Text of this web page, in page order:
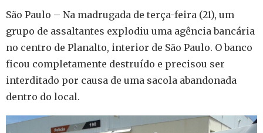
São Paulo – Na madrugada de terça-feira (21), um
grupo de assaltantes explodiu uma agência bancária
no centro de Planalto, interior de São Paulo. O banco
ficou completamente destruído e precisou ser
interditado por causa de uma sacola abandonada
dentro do local.